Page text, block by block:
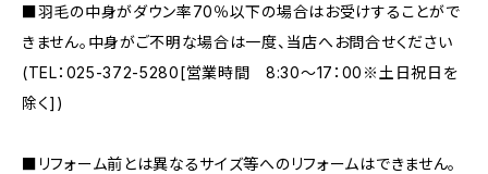
■羽毛の中身がダウン率70％以下の場合はお受けすることがで
きません。中身がご不明な場合は一度、当店へお問合せください
(TEL：025-372-5280[営業時間 8:30～17：00※土日祝日を
除く])
■リフォーム前とは異なるサイズ等へのリフォームはできません。